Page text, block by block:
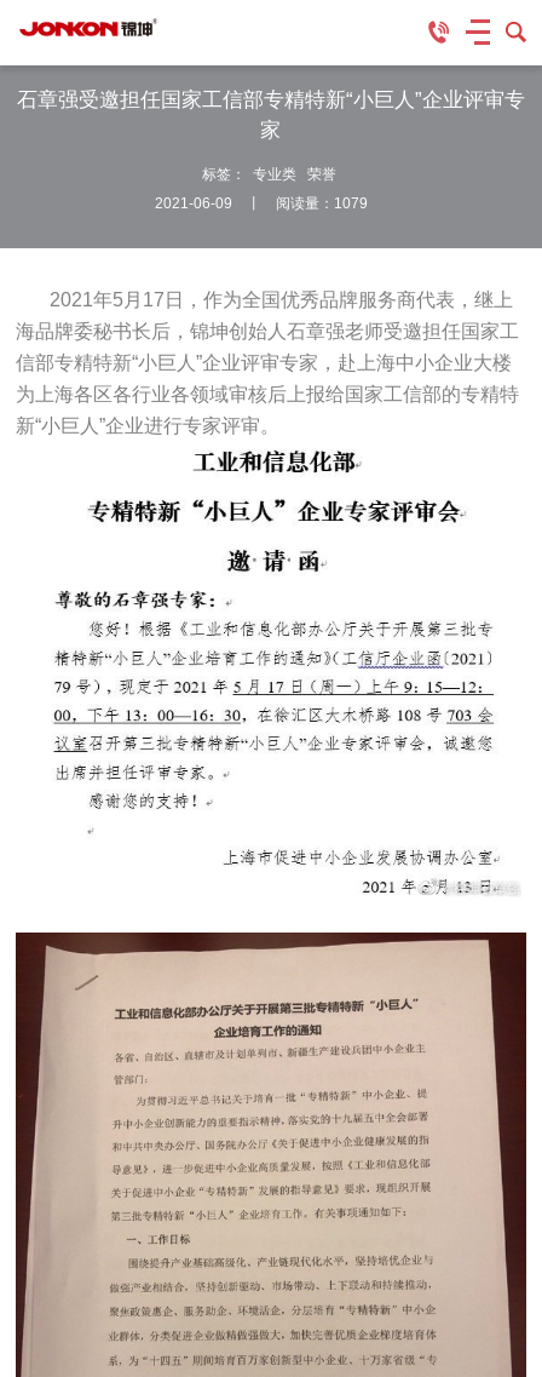
石章强受邀担任国家工信部专精特新“小巨人”企业评审专
家
标签： 专业类
荣誉
2021-06-09 丨 阅读量：1079
2021年5月17日，作为全国优秀品牌服务商代表，继上
海品牌委秘书长后，锦坤创始人石章强老师受邀担任国家工
信部专精特新“小巨人”企业评审专家，赴上海中小企业大楼
为上海各区各行业各领域审核后上报给国家工信部的专精特
新“小巨人”企业进行专家评审。